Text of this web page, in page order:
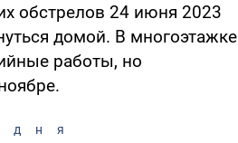
обстрелов 24 июня 2023
домой. В многоэтажке
работы, но
дня